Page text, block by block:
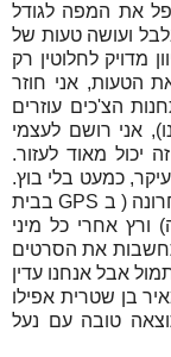
את המפה לגודל
ועושה טעות של
מדויק לחלוטין רק
הטעות, אני חוזר
הצ'כים עוזרים
אני רושם לעצמי
מאוד לעזור.
כמעט בלי בוץ.
( ב GPS בבית
הנכונה) ורץ אחרי כל מיני
את הסרטים
אבל אנחנו עדין
בן שטרית אפילו
טובה עם נעל